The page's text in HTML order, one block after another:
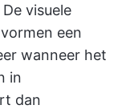
visuele
een
wanneer het
in
dan